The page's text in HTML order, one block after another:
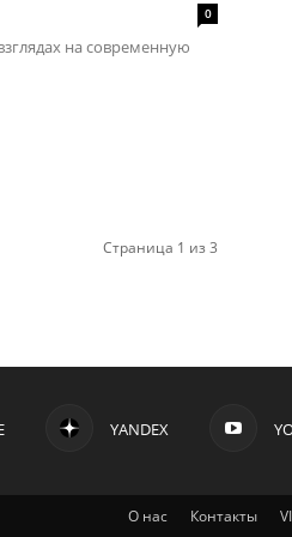
0
на современную
Страница 1 из 3
YANDEX
О нас Контакты